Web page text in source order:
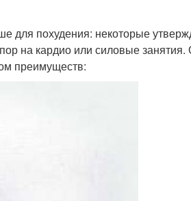
для похудения: некоторые
на кардио или силовые занятия.
преимуществ: